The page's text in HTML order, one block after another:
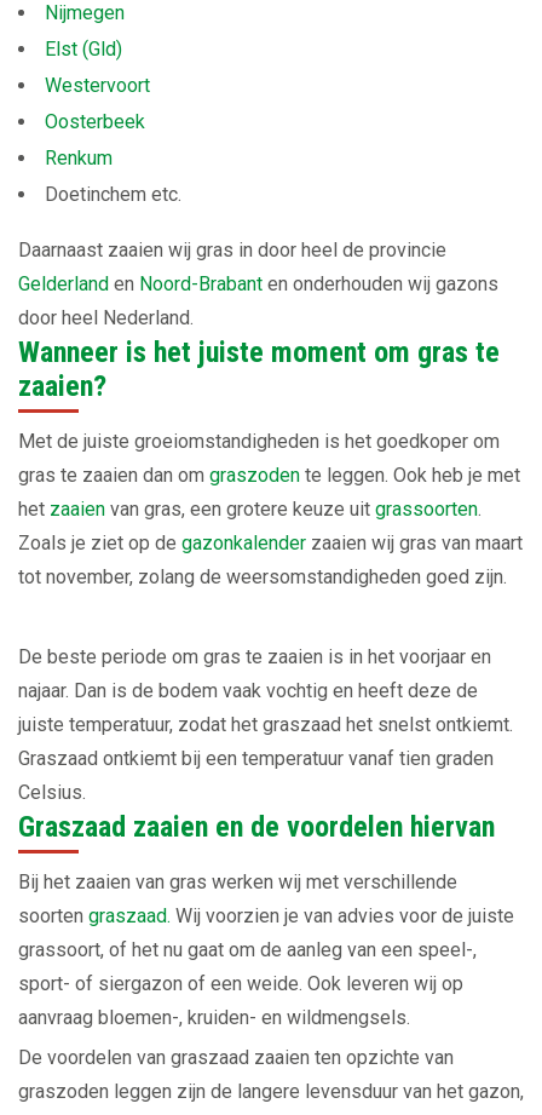
Nijmegen
Elst (Gld)
Westervoort
Oosterbeek
Renkum
Doetinchem etc.
Daarnaast zaaien wij gras in door heel de provincie
Gelderland en Noord-Brabant en onderhouden wij gazons
door heel Nederland.
Wanneer is het juiste moment om gras te
zaaien?
Met de juiste groeiomstandigheden is het goedkoper om
gras te zaaien dan om graszoden te leggen. Ook heb je met
het zaaien van gras, een grotere keuze uit grassoorten.
Zoals je ziet op de gazonkalender zaaien wij gras van maart
tot november, zolang de weersomstandigheden goed zijn.
De beste periode om gras te zaaien is in het voorjaar en
najaar. Dan is de bodem vaak vochtig en heeft deze de
juiste temperatuur, zodat het graszaad het snelst ontkiemt.
Graszaad ontkiemt bij een temperatuur vanaf tien graden
Celsius.
Graszaad zaaien en de voordelen hiervan
Bij het zaaien van gras werken wij met verschillende
soorten graszaad. Wij voorzien je van advies voor de juiste
grassoort, of het nu gaat om de aanleg van een speel-,
sport- of siergazon of een weide. Ook leveren wij op
aanvraag bloemen-, kruiden- en wildmengsels.
De voordelen van graszaad zaaien ten opzichte van
graszoden leggen zijn de langere levensduur van het gazon,